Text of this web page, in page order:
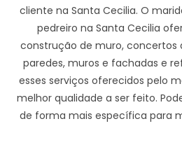
cliente na Santa Cecilia. O
pedreiro na Santa Cecilia
construção de muro, concertos
paredes, muros e fachadas e
esses serviços oferecidos pelo
melhor qualidade a ser feito.
de forma mais específica para